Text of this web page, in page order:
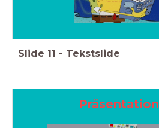
Slide 11 - Tekstslide
Präsentation